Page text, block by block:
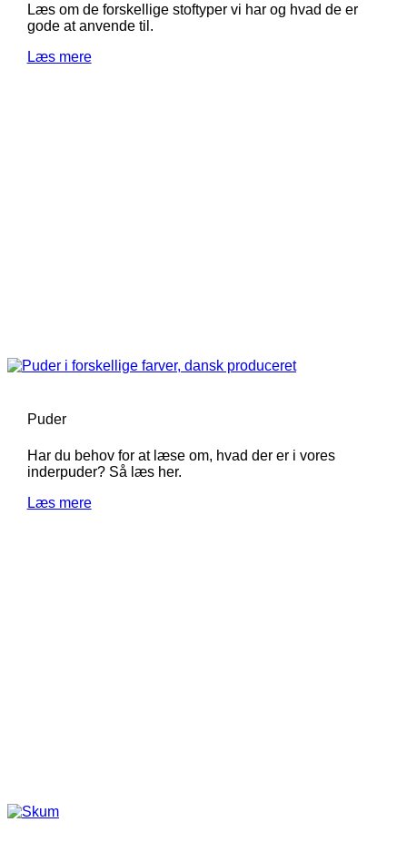
Læs om de forskellige stoftyper vi har og hvad de er
gode at anvende til.
Læs mere
Puder
Har du behov for at læse om, hvad der er i vores
inderpuder? Så læs her.
Læs mere